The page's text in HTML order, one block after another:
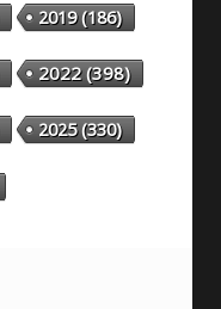
2019(186)
2022(398)
2025(330)